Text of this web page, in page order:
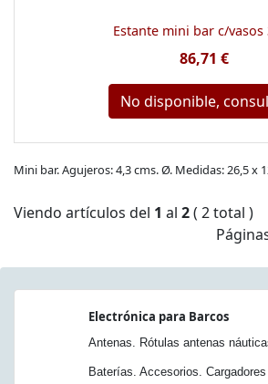
Estante mini bar c/vasos
86,71 €
No disponible,
Mini bar. Agujeros: 4,3 cms. Ø. Medidas: 26,5 x
Viendo artículos del 1 al 2( 2 total )
Electrónica para Barcos
Antenas. Rótulas antenas
Baterías. Accesorios. Cargadores